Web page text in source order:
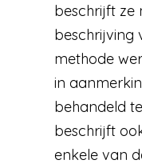
beschrijft ze
beschrijving
methode
in
behandeld
beschrijft
enkele van